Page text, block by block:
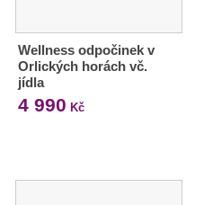
Wellness odpočinek v
Orlických horách vč.
jídla
4 990 Kč